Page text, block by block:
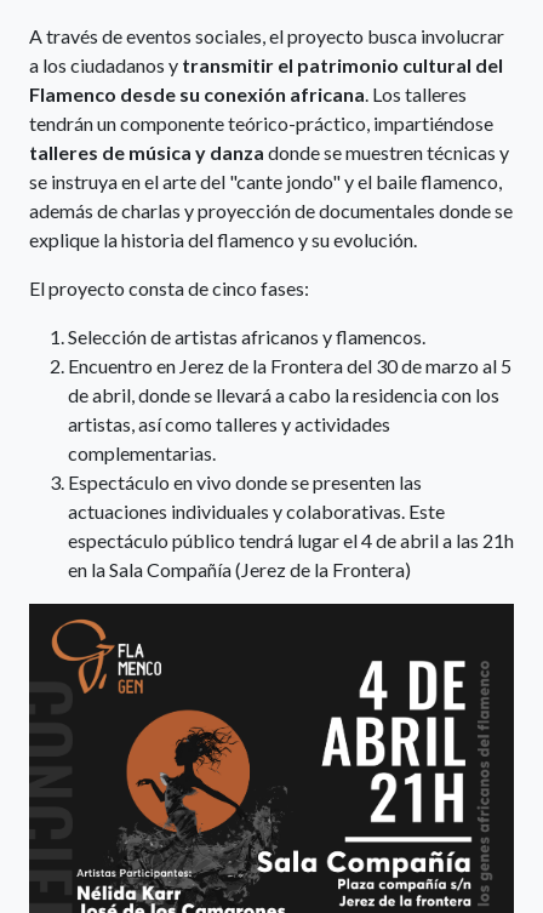
A través de eventos sociales, el proyecto busca involucrar
a los ciudadanos y transmitir el patrimonio cultural del
Flamenco desde su conexión africana . Los talleres
tendrán un componente teórico-práctico, impartiéndose
talleres de música y danza donde se muestren técnicas y
se instruya en el arte del "cante jondo" y el baile flamenco,
además de charlas y proyección de documentales donde se
explique la historia del flamenco y su evolución.
El proyecto consta de cinco fases:
Selección de artistas africanos y flamencos.
Encuentro en Jerez de la Frontera del 30 de marzo al 5
de abril, donde se llevará a cabo la residencia con los
artistas, así como talleres y actividades
complementarias.
Espectáculo en vivo donde se presenten las
actuaciones individuales y colaborativas. Este
espectáculo público tendrá lugar el 4 de abril a las 21h
en la Sala Compañía (Jerez de la Frontera)